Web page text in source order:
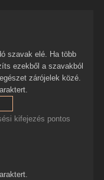
ezekből a szavakból
zárójelek közé.
kifejezés pontos